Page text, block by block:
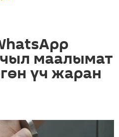
маалымат
үч жаран